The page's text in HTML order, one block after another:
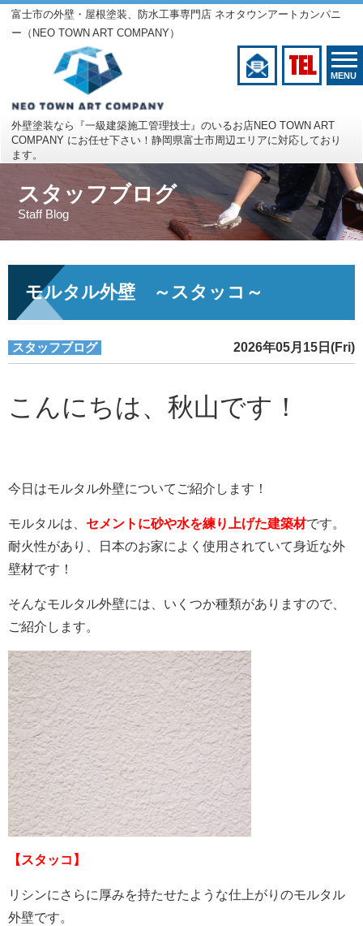
富士市の外壁・屋根塗装、防水工事専門店 ネオタウンアートカンパニ
ー（NEO TOWN ART COMPANY）
外壁塗装なら『一級建築施工管理技士』のいるお店NEO TOWN ART
COMPANY にお任せ下さい！静岡県富士市周辺エリアに対応しており
ます。
TEL MENU
スタッフブログ
Staff Blog
モルタル外壁 ～スタッコ～
スタッフブログ 2026年05月15日(Fri)
こんにちは、秋山です！
今日はモルタル外壁についてご紹介します！
モルタルは、 セメントに砂や水を練り上げた建築材です。
耐火性があり、日本のお家によく使用されていて身近な外
壁材です！
そんなモルタル外壁には、いくつか種類がありますので、
ご紹介します。
【スタッコ】
リシンにさらに厚みを持たせたような仕上がりのモルタル
外壁です。